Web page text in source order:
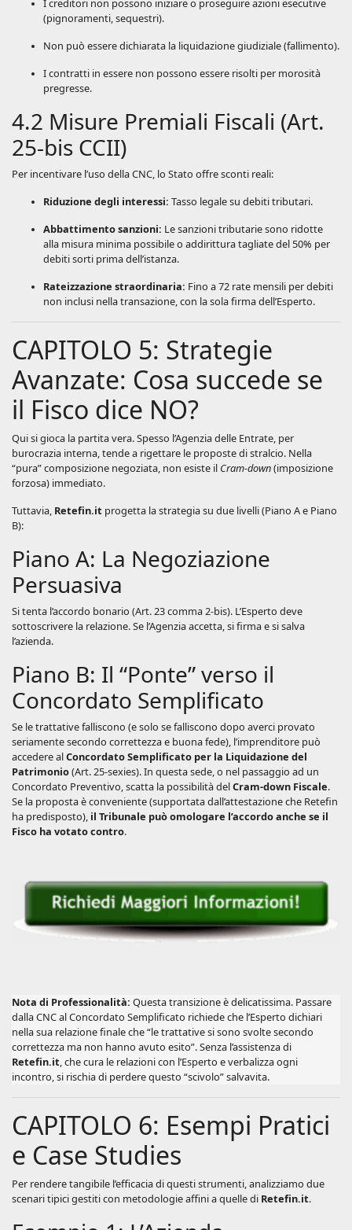
I creditori non possono iniziare o proseguire azioni esecutive
(pignoramenti, sequestri).
Non può essere dichiarata la liquidazione giudiziale (fallimento).
I contratti in essere non possono essere risolti per morosità
pregresse.
4.2 Misure Premiali Fiscali (Art.
25-bis CCII)
Per incentivare l’uso della CNC, lo Stato offre sconti reali:
Riduzione degli interessi: Tasso legale su debiti tributari.
Abbattimento sanzioni: Le sanzioni tributarie sono ridotte
alla misura minima possibile o addirittura tagliate del 50% per
debiti sorti prima dell’istanza.
Rateizzazione straordinaria: Fino a 72 rate mensili per debiti
non inclusi nella transazione, con la sola firma dell’Esperto.
CAPITOLO 5: Strategie
Avanzate: Cosa succede se
il Fisco dice NO?
Qui si gioca la partita vera. Spesso l’Agenzia delle Entrate, per
burocrazia interna, tende a rigettare le proposte di stralcio. Nella
“pura” composizione negoziata, non esiste il Cram-down(imposizione
forzosa) immediato.
Tuttavia, Retefin.it progetta la strategia su due livelli (Piano A e Piano
B):
Piano A: La Negoziazione
Persuasiva
Si tenta l’accordo bonario (Art. 23 comma 2-bis). L’Esperto deve
sottoscrivere la relazione. Se l’Agenzia accetta, si firma e si salva
l’azienda.
Piano B: Il “Ponte” verso il
Concordato Semplificato
Se le trattative falliscono (e solo se falliscono dopo averci provato
seriamente secondo correttezza e buona fede), l’imprenditore può
accedere alConcordato Semplificato per la Liquidazione del
Patrimonio(Art. 25-sexies). In questa sede, o nel passaggio ad un
Concordato Preventivo, scatta la possibilità delCram-down Fiscale.
Se la proposta è conveniente (supportata dall’attestazione che Retefin
ha predisposto), il Tribunale può omologare l’accordo anche se il
Fisco ha votato contro.
Nota di Professionalità: Questa transizione è delicatissima. Passare
dalla CNC al Concordato Semplificato richiede che l’Esperto dichiari
nella sua relazione finale che “le trattative si sono svolte secondo
correttezza ma non hanno avuto esito”. Senza l’assistenza di
Retefin.it, che cura le relazioni con l’Esperto e verbalizza ogni
incontro, si rischia di perdere questo “scivolo” salvavita.
CAPITOLO 6: Esempi Pratici
e Case Studies
Per rendere tangibile l’efficacia di questi strumenti, analizziamo due
scenari tipici gestiti con metodologie affini a quelle di Retefin.it.